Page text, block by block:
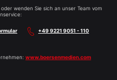
wenden Sie sich an unser Team vom
+49 9221 9051 - 110
www.boersenmedien.com